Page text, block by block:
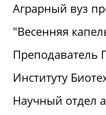
Аграрный вуз
"Весенняя
Преподаватель
Институту
Научный отдел